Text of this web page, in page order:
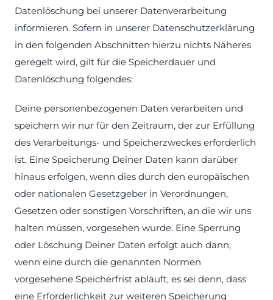
Datenlöschung bei unserer Datenverarbeitung
informieren. Sofern in unserer Datenschutzerklärung
in den folgenden Abschnitten hierzu nichts Näheres
geregelt wird, gilt für die Speicherdauer und
Datenlöschung folgendes:
Deine personenbezogenen Daten verarbeiten und
speichern wir nur für den Zeitraum, der zur Erfüllung
des Verarbeitungs- und Speicherzweckes erforderlich
ist. Eine Speicherung Deiner Daten kann darüber
hinaus erfolgen, wenn dies durch den europäischen
oder nationalen Gesetzgeber in Verordnungen,
Gesetzen oder sonstigen Vorschriften, an die wir uns
halten müssen, vorgesehen wurde. Eine Sperrung
oder Löschung Deiner Daten erfolgt auch dann,
wenn eine durch die genannten Normen
vorgesehene Speicherfrist abläuft, es sei denn, dass
eine Erforderlichkeit zur weiteren Speicherung